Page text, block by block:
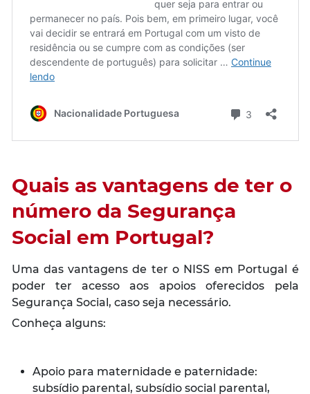
Quais as vantagens de ter o
número da Segurança
Social em Portugal?
Uma das vantagens de ter o NISS em Portugal é
poder ter acesso aos apoios oferecidos pela
Segurança Social, caso seja necessário.
Conheça alguns:
Apoio para maternidade e paternidade:
subsídio parental, subsídio social parental,